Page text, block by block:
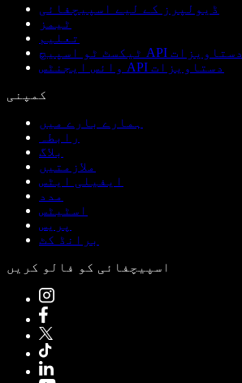
ڈیولپرز کے لیے اسپیچفائی
ٹیمز
تعلیم
ٹیکسٹ ٹو اسپیچ API دستاویزات
وائس ایجنٹس API دستاویزات
کمپنی
ہمارے بارے میں
رابطہ
بلاگ
ملازمتیں
ایفیلی ایٹس
مدد
اسٹیٹس
پریس
برانڈ کٹ
اسپیچفائی کو فالو کریں